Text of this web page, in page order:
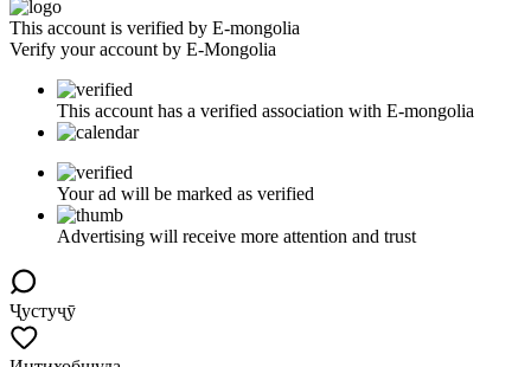
This account is verified by E-mongolia
Verify your account by E-Mongolia
This account has a verified association with E-mongolia
Your ad will be marked as verified
Advertising will receive more attention and trust
Ҷустуҷӯ